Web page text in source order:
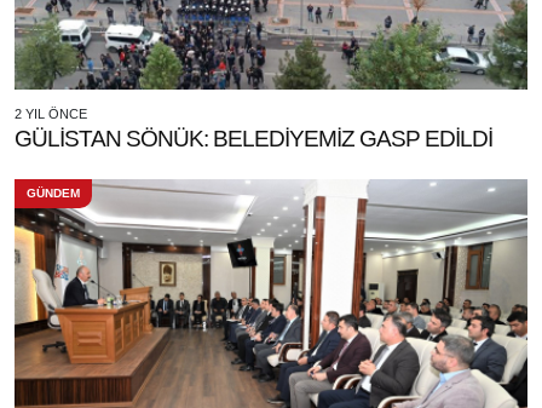
2 YIL ÖNCE
GÜLİSTAN SÖNÜK: BELEDİYEMİZ GASP EDİLDİ
GÜNDEM